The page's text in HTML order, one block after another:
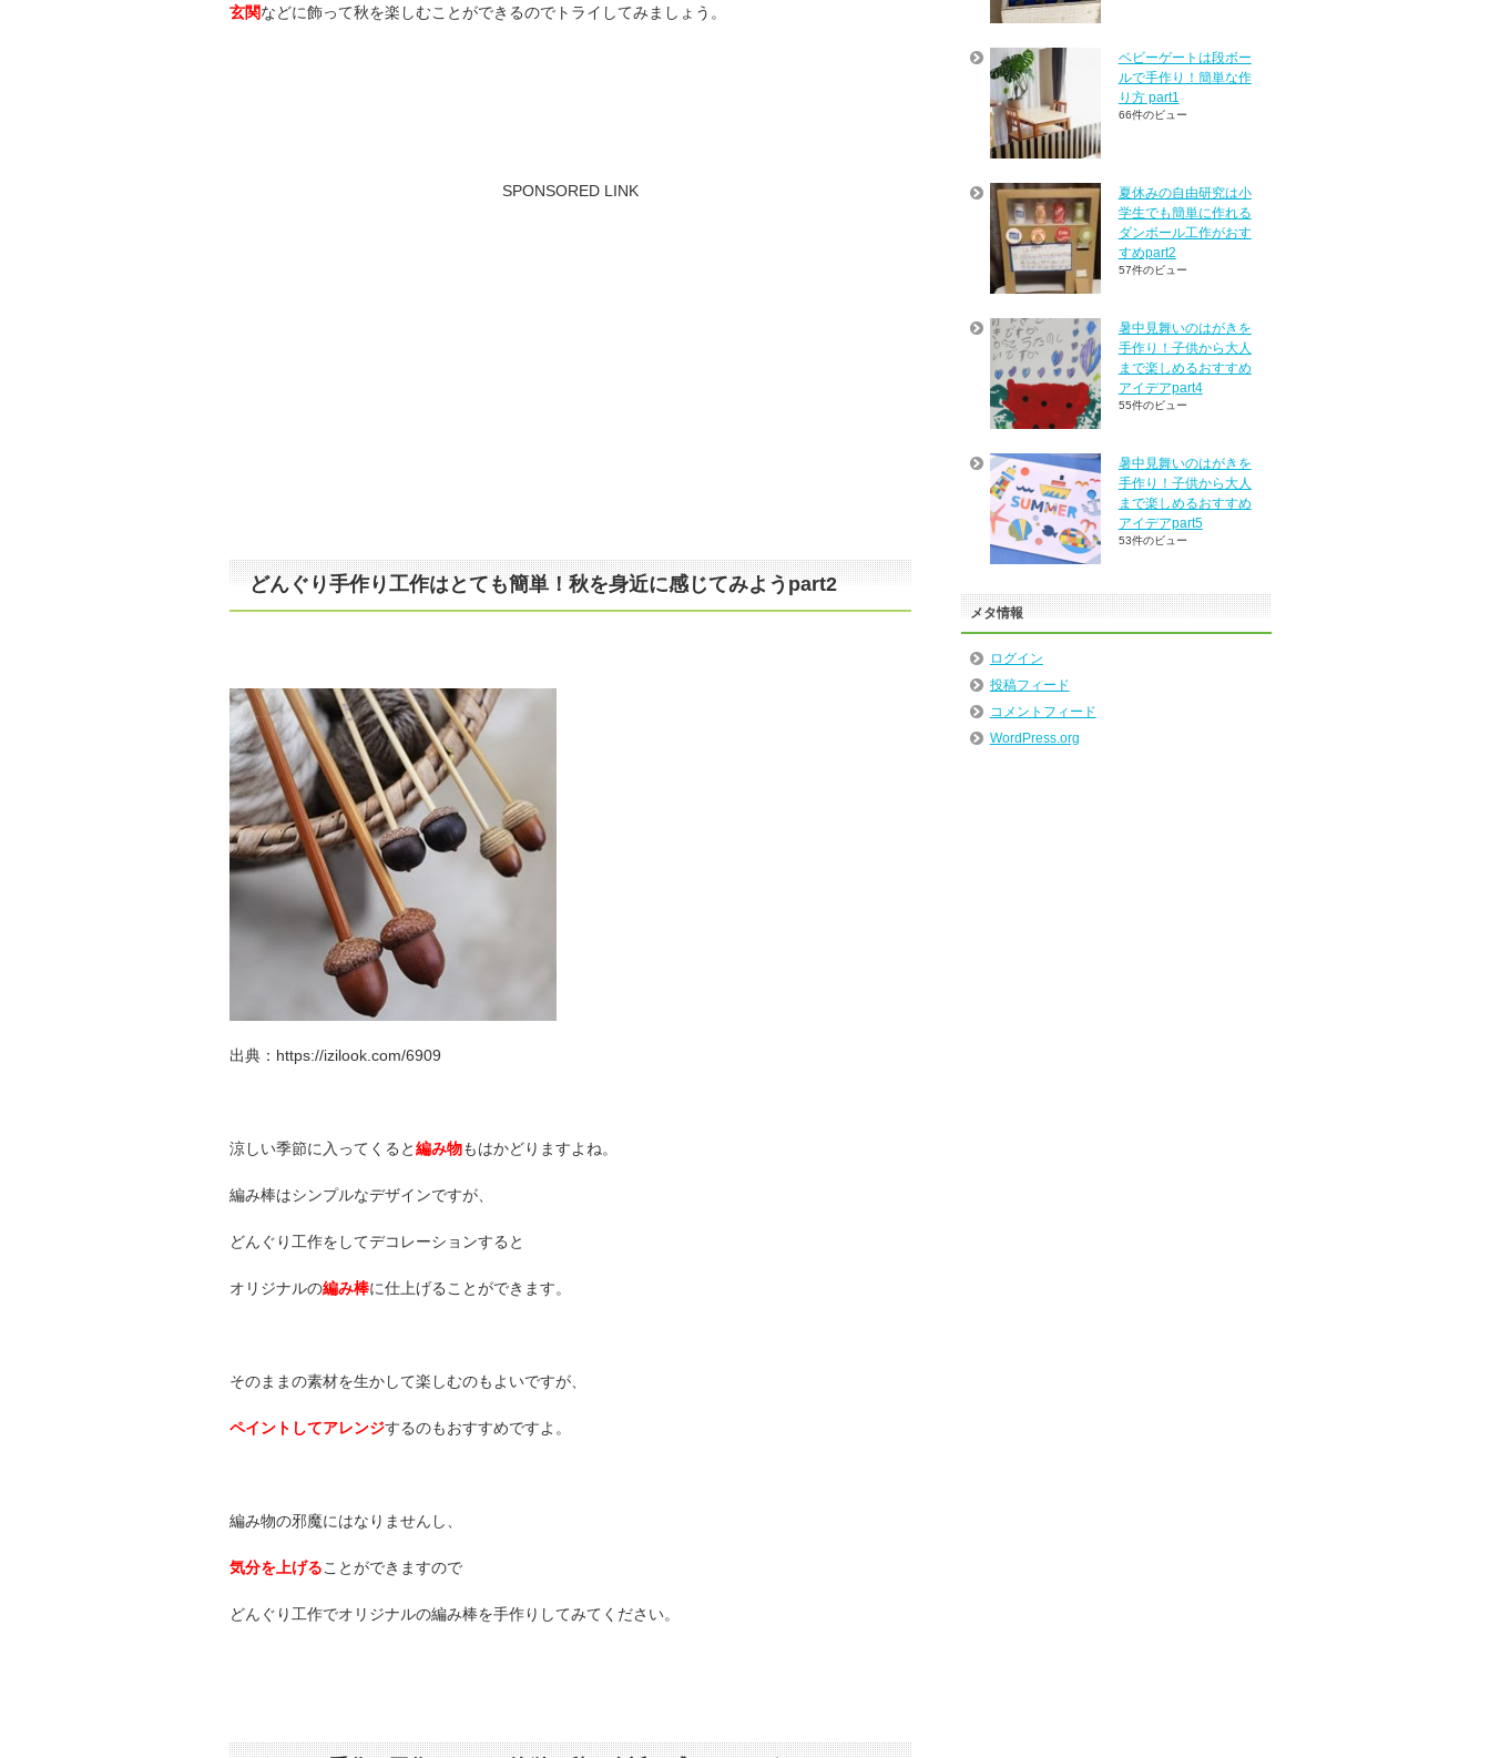
玄関などに飾って秋を楽しむことができるのでトライしてみましょう。
SPONSORED LINK
どんぐり手作り工作はとても簡単！秋を身近に感じてみようpart2
出典：https://izilook.com/6909
涼しい季節に入ってくると編み物もはかどりますよね。
編み棒はシンプルなデザインですが、
どんぐり工作をしてデコレーションすると
オリジナルの編み棒に仕上げることができます。
そのままの素材を生かして楽しむのもよいですが、
ペイントしてアレンジするのもおすすめですよ。
編み物の邪魔にはなりませんし、
気分を上げることができますので
どんぐり工作でオリジナルの編み棒を手作りしてみてください。
ベビーゲートは段ボー
ルで手作り！簡単な作
り方 part1
66件のビュー
夏休みの自由研究は小
学生でも簡単に作れる
ダンボール工作がおす
すめpart2
57件のビュー
暑中見舞いのはがきを
手作り！子供から大人
まで楽しめるおすすめ
アイデアpart4
55件のビュー
暑中見舞いのはがきを
手作り！子供から大人
まで楽しめるおすすめ
アイデアpart5
53件のビュー
メタ情報
ログイン
投稿フィード
コメントフィード
WordPress.org